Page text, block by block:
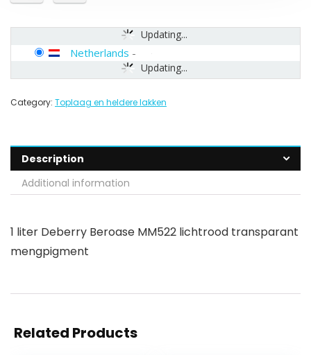
Updating...
Updating...
Netherlands -
Category: Toplaag en heldere lakken
Description
Additional information
1 liter Deberry Beroase MM522 lichtrood transparant
mengpigment
Related Products